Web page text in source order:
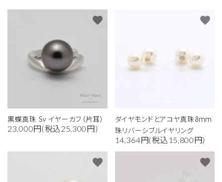
黒蝶真珠 Sv イヤーカフ（片耳）
23,000円(税込25,300円)
favorite
ダイヤモンドとアコヤ真珠8mm
珠リバーシブルイヤリング
14,364円(税込15,800円)
favorite
favorite favorite